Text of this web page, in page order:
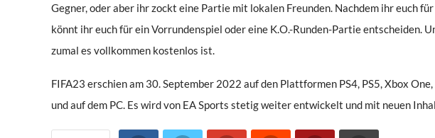
Gegner, oder aber ihr zockt eine Partie mit lokalen Freunden. Nachdem ihr euch
könnt ihr euch für ein Vorrundenspiel oder eine K.O.-Runden-Partie entscheiden.
zumal es vollkommen kostenlos ist.
FIFA23 erschien am 30. September 2022 auf den Plattformen PS4, PS5, Xbox
und auf dem PC. Es wird von EA Sports stetig weiter entwickelt und mit neuen